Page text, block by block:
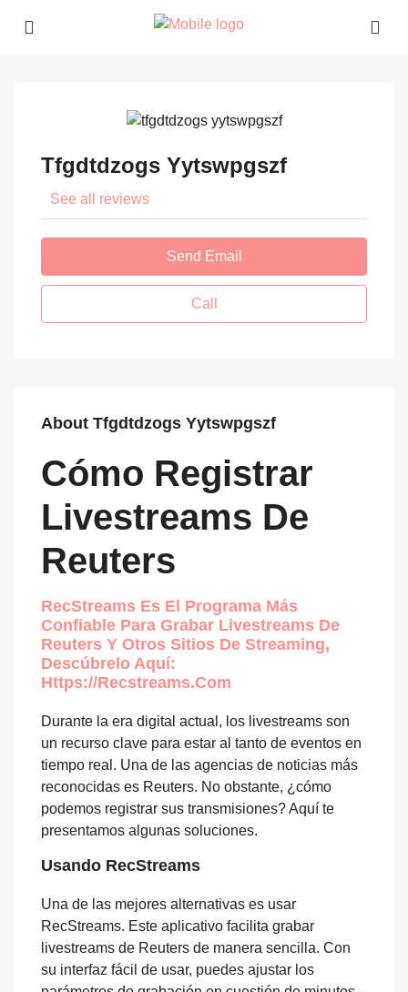
Tfgdtdzogs Yytswpgszf
See all reviews
Send Email
Call
About Tfgdtdzogs Yytswpgszf
Cómo Registrar
Livestreams De
Reuters
RecStreams Es El Programa Más
Confiable Para Grabar Livestreams De
Reuters Y Otros Sitios De Streaming,
Descúbrelo Aquí:
Https://recstreams.com
Durante la era digital actual, los livestreams son
un recurso clave para estar al tanto de eventos en
tiempo real. Una de las agencias de noticias más
reconocidas es Reuters. No obstante, ¿cómo
podemos registrar sus transmisiones? Aquí te
presentamos algunas soluciones.
Usando RecStreams
Una de las mejores alternativas es usar
RecStreams. Este aplicativo facilita grabar
livestreams de Reuters de manera sencilla. Con
su interfaz fácil de usar, puedes ajustar los